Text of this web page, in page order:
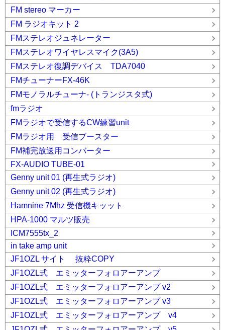
FM stereo マーカー
FM ラジオキット 2
FMステレオジュネレーター
FMステレオワイヤレスマイク(3A5)
FMステレオ復調デバイス TDA7040
FMチューナーFX-46K
FMモノラルチューナ- (トランジスタ式)
fmラジオ
FMラジオで受信するCW練習unit
FMラジオ用 受信ブースター
FM補完放送用コンバーター
FX-AUDIO TUBE-01
Genny unit 01 (再生式ラジオ)
Genny unit 02 (再生式ラジオ)
Hamnine 7Mhz 受信機キッット
HPA-1000 マルツ販売
ICM7555tx_2
in take amp unit
JF1OZL サイト 抜粋COPY
JF1OZL式 エミッターフォロアーアンプ
JF1OZL式 エミッターフォロアーアンプ v2
JF1OZL式 エミッターフォロアーアンプ v3
JF1OZL式 エミッターフォロアーアンプ v4